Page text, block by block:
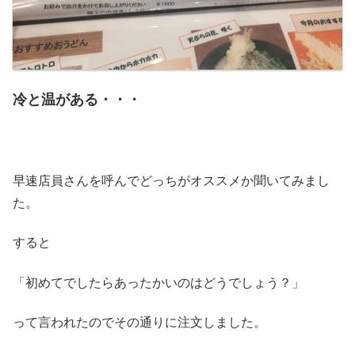
冷と温がある・・・
早速店員さんを呼んでどっちがオススメか聞いてみまし
た。
すると
「初めてでしたらあったかいのはどうでしょう？」
って言われたのでその通りに注文しました。